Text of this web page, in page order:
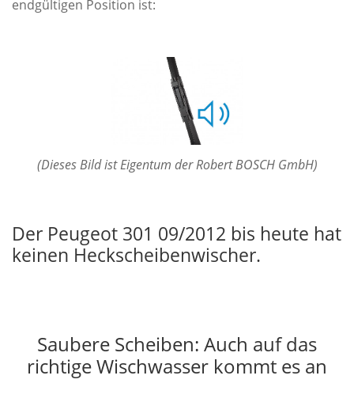
endgültigen Position ist:
(Dieses Bild ist Eigentum der Robert BOSCH GmbH)
Der Peugeot 301 09/2012 bis heute hat
keinen Heckscheibenwischer.
Saubere Scheiben: Auch auf das
richtige Wischwasser kommt es an